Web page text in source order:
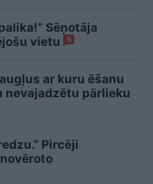
Sēņotāja
vietu
5
ar kuru ēšanu
nevajadzētu pārlieku
Pircēji